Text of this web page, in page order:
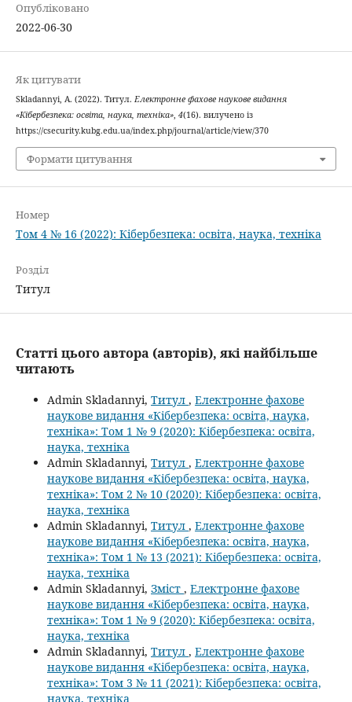
Опубліковано
2022-06-30
Як цитувати
Skladannyi, A. (2022). Титул. Електронне фахове наукове видання
«Кібербезпека: освіта, наука, техніка», 4(16). вилучено із
https://csecurity.kubg.edu.ua/index.php/journal/article/view/370
Формати цитування
Номер
Том 4 № 16 (2022): Кібербезпека: освіта, наука, техніка
Розділ
Титул
Статті цього автора (авторів), які найбільше
читають
Admin Skladannyi, Титул , Електронне фахове
наукове видання «Кібербезпека: освіта, наука,
техніка»: Том 1 № 9 (2020): Кібербезпека: освіта,
наука, техніка
Admin Skladannyi, Титул , Електронне фахове
наукове видання «Кібербезпека: освіта, наука,
техніка»: Том 2 № 10 (2020): Кібербезпека: освіта,
наука, техніка
Admin Skladannyi, Титул , Електронне фахове
наукове видання «Кібербезпека: освіта, наука,
техніка»: Том 1 № 13 (2021): Кібербезпека: освіта,
наука, техніка
Admin Skladannyi, Зміст , Електронне фахове
наукове видання «Кібербезпека: освіта, наука,
техніка»: Том 1 № 9 (2020): Кібербезпека: освіта,
наука, техніка
Admin Skladannyi, Титул , Електронне фахове
наукове видання «Кібербезпека: освіта, наука,
техніка»: Том 3 № 11 (2021): Кібербезпека: освіта,
наука, техніка